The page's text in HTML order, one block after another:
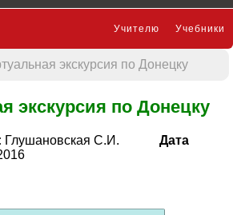
Учебники
Учителю
Презентации
экскурсия по Донецку
экскурсия по Донецку
Глушановская С.И.
Дата